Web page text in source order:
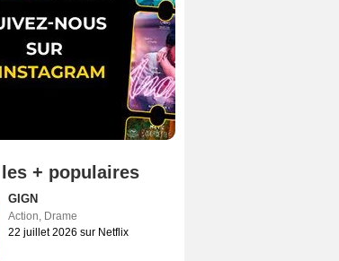
+ populaires
GIGN
Action, Drame
22 juillet 2026 sur Netflix